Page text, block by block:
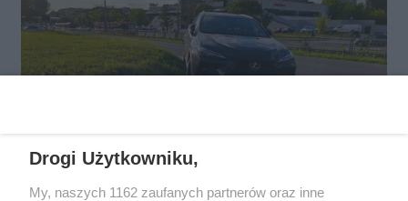
Drogi Użytkowniku,
My, naszych 1162 zaufanych partnerów oraz inne